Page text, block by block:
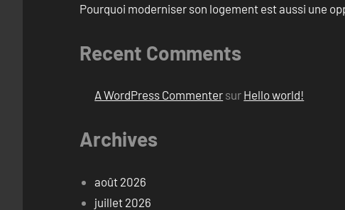
Pourquoi moderniser son logement est aussi une
Recent Comments
A WordPress Commenter sur Hello world!
Archives
août 2026
juillet 2026